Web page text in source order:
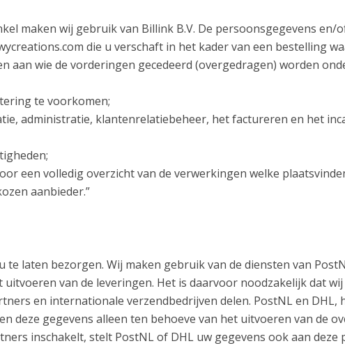
maken wij gebruik van Billink B.V. De persoonsgegevens en/
die u verschaft in het kader van een bestelling
aan wie de vorderingen gecedeerd (overgedragen) worden
te voorkomen;
administratie, klantenrelatiebeheer, het factureren en het
een volledig overzicht van de verwerkingen welke
aanbieder.”
laten bezorgen. Wij maken gebruik van de diensten van
van de leveringen. Het is daarvoor noodzakelijk dat wij
en internationale verzendbedrijven delen. PostNL en DHL,
gegevens alleen ten behoeve van het uitvoeren van de
inschakelt, stelt PostNL of DHL uw gegevens ook aan deze